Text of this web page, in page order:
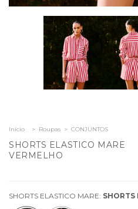
Início > Roupas > CONJUNTOS
SHORTS ELASTICO MARE
VERMELHO
SHORTS ELASTICO MARE: SHORTS